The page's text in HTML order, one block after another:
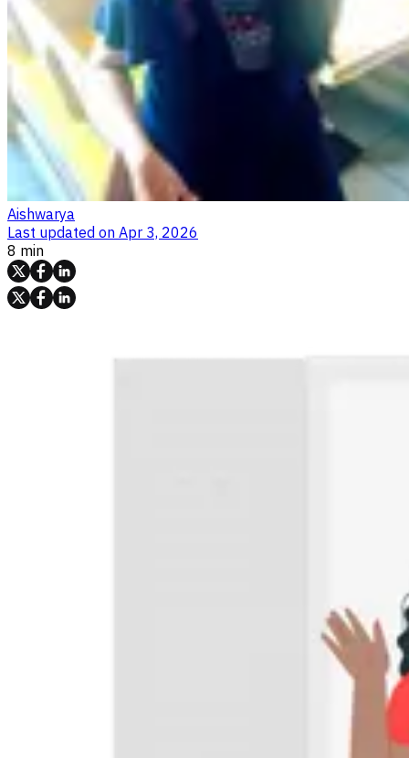
Aishwarya
Last updated on Apr 3, 2026
8 min